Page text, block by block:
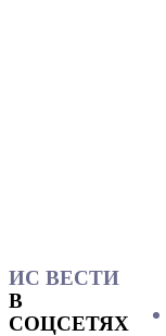
ИС ВЕСТИ
В
СОЦСЕТЯХ